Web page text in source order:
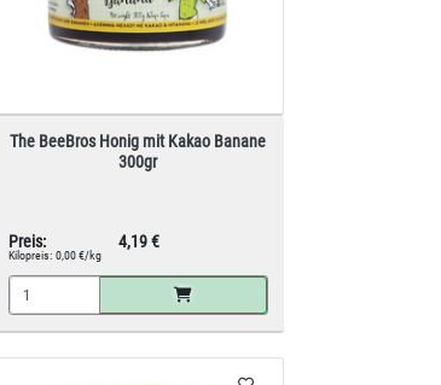
The BeeBros Honig mit Kakao Banane
300gr
Preis: 4,19 €
Kilopreis: 0,00 €/kg